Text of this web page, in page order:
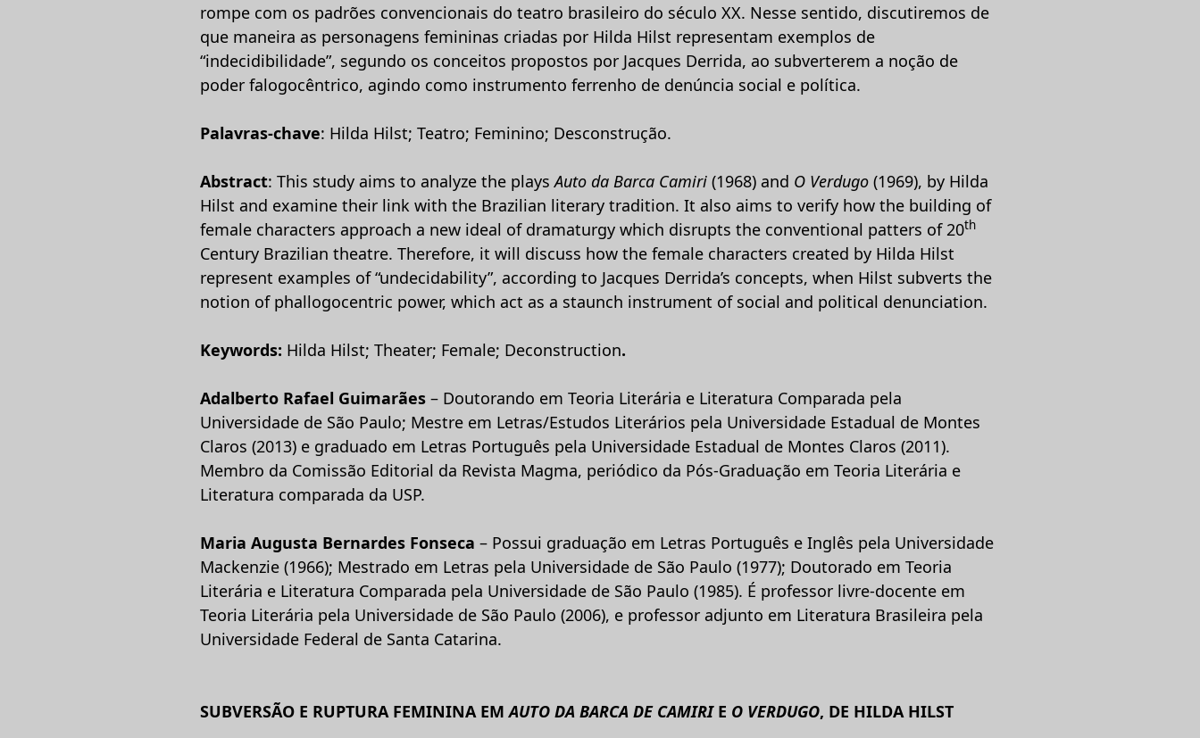
rompe com os padrões convencionais do teatro brasileiro do século XX. Nesse sentido, discutiremos de
que maneira as personagens femininas criadas por Hilda Hilst representam exemplos de
“indecidibilidade”, segundo os conceitos propostos por Jacques Derrida, ao subverterem a noção de
poder falogocêntrico, agindo como instrumento ferrenho de denúncia social e política.
Palavras-chave: Hilda Hilst; Teatro; Feminino; Desconstrução.
Abstract: This study aims to analyze the playsAuto da Barca Camiri (1968) and O Verdugo (1969), by Hilda
Hilst and examine their link with the Brazilian literary tradition. It also aims to verify how the building of
female characters approach a new ideal of dramaturgy which disrupts the conventional patters of 20th
Century Brazilian theatre. Therefore, it will discuss how the female characters created by Hilda Hilst
represent examples of “undecidability”, according to Jacques Derrida’s concepts, when Hilst subverts the
notion of phallogocentric power, which act as a staunch instrument of social and political denunciation.
Keywords: Hilda Hilst; Theater; Female; Deconstruction.
Adalberto Rafael Guimarães – Doutorando em Teoria Literária e Literatura Comparada pela
Universidade de São Paulo; Mestre em Letras/Estudos Literários pela Universidade Estadual de Montes
Claros (2013) e graduado em Letras Português pela Universidade Estadual de Montes Claros (2011).
Membro da Comissão Editorial da Revista Magma, periódico da Pós-Graduação em Teoria Literária e
Literatura comparada da USP.
Maria Augusta Bernardes Fonseca – Possui graduação em Letras Português e Inglês pela Universidade
Mackenzie (1966); Mestrado em Letras pela Universidade de São Paulo (1977); Doutorado em Teoria
Literária e Literatura Comparada pela Universidade de São Paulo (1985). É professor livre-docente em
Teoria Literária pela Universidade de São Paulo (2006), e professor adjunto em Literatura Brasileira pela
Universidade Federal de Santa Catarina.
SUBVERSÃO E RUPTURA FEMININA EMAUTO DA BARCA DE CAMIRI E O VERDUGO, DE HILDA HILST